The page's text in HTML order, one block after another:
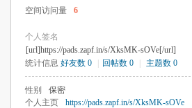
空间访问量
6
个人签名
[url]https://pads.zapf.in/s/XksMK-sOVe[/url]
统计信息 好友数 0 回帖数 0 主题数 0
性别 保密
个人主页
https://pads.zapf.in/s/XksMK-sOVe